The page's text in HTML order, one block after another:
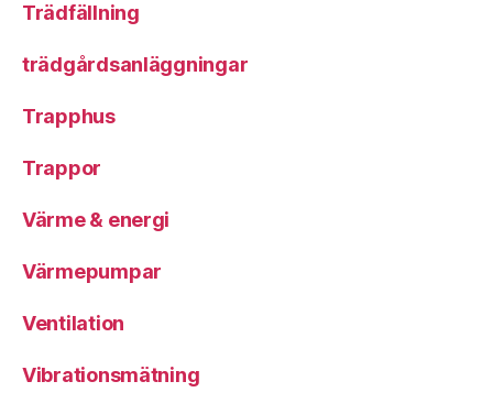
Trädfällning
trädgårdsanläggningar
Trapphus
Trappor
Värme & energi
Värmepumpar
Ventilation
Vibrationsmätning